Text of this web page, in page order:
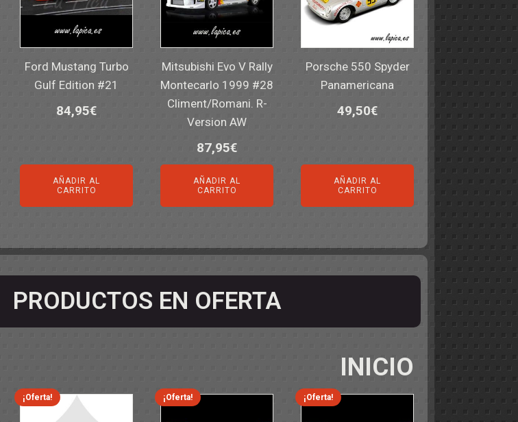
Ford Mustang Turbo
Gulf Edition #21
84,95€
AÑADIR AL
CARRITO
Mitsubishi Evo V Rally
Montecarlo 1999 #28
Climent/Romani. R-
Version AW
87,95€
AÑADIR AL
CARRITO
Porsche 550 Spyder
Panamericana
49,50€
AÑADIR AL
CARRITO
PRODUCTOS EN OFERTA
INICIO
¡Oferta! ¡Oferta! ¡Oferta!